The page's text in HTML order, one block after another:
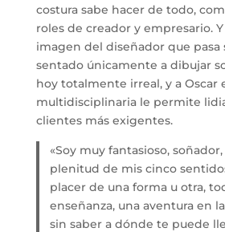
costura sabe hacer de todo,
roles de creador y empresario.
imagen del diseñador que pasa
sentado únicamente a dibujar
hoy totalmente irreal, y a Oscar
multidisciplinaria le permite
clientes más exigentes.
«Soy muy fantasioso,
plenitud de mis cinco
placer de una forma u otra,
enseñanza, una aventura en
sin saber a dónde te puede